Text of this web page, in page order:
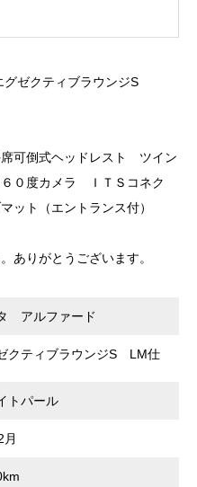
ゼクティブラウンジS
可倒式ヘッドレスト ツイン
０度カメラ ＩＴＳコネク
ト（エントランス付）
ありがとうございます。
アルファード
クティブラウンジS LM仕
トパール
月